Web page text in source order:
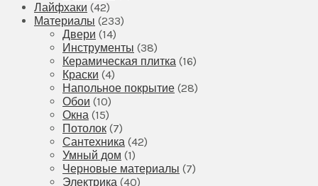
Лайфхаки (42)
Материалы (233)
Двери (14)
Инструменты (38)
Керамическая плитка (16)
Краски (4)
Напольное покрытие (28)
Обои (10)
Окна (15)
Потолок (7)
Сантехника (42)
Умный дом (1)
Черновые материалы (7)
Электрика (40)